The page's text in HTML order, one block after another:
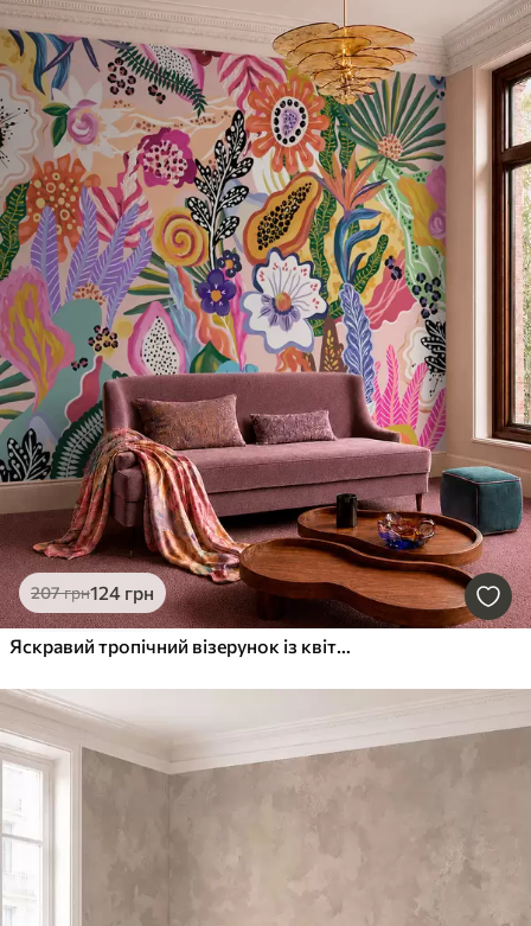
207грн124 грн
Яскравий тропічний візерунок із квітами, листям та барвистими фруктами